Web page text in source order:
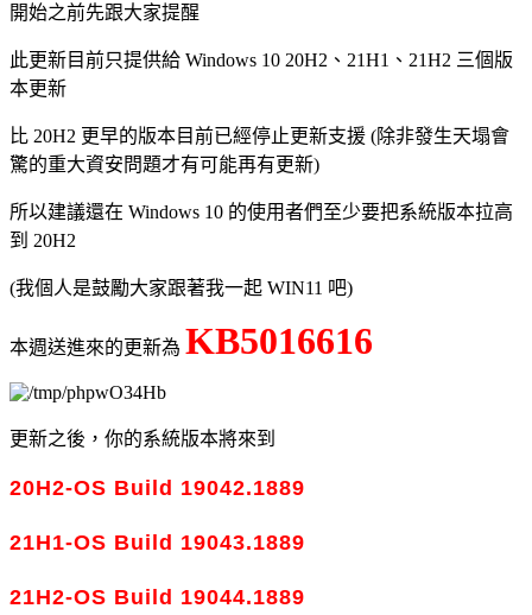
開始之前先跟大家提醒
此更新目前只提供給 Windows 10 20H2、21H1、21H2 三個版
本更新
比 20H2 更早的版本目前已經停止更新支援 (除非發生天塌會
驚的重大資安問題才有可能再有更新)
所以建議還在 Windows 10 的使用者們至少要把系統版本拉高
到 20H2
(我個人是鼓勵大家跟著我一起 WIN11 吧)
本週送進來的更新為 KB5016616
更新之後，你的系統版本將來到
20H2-OS Build 19042.1889
21H1-OS Build 19043.1889
21H2-OS Build 19044.1889